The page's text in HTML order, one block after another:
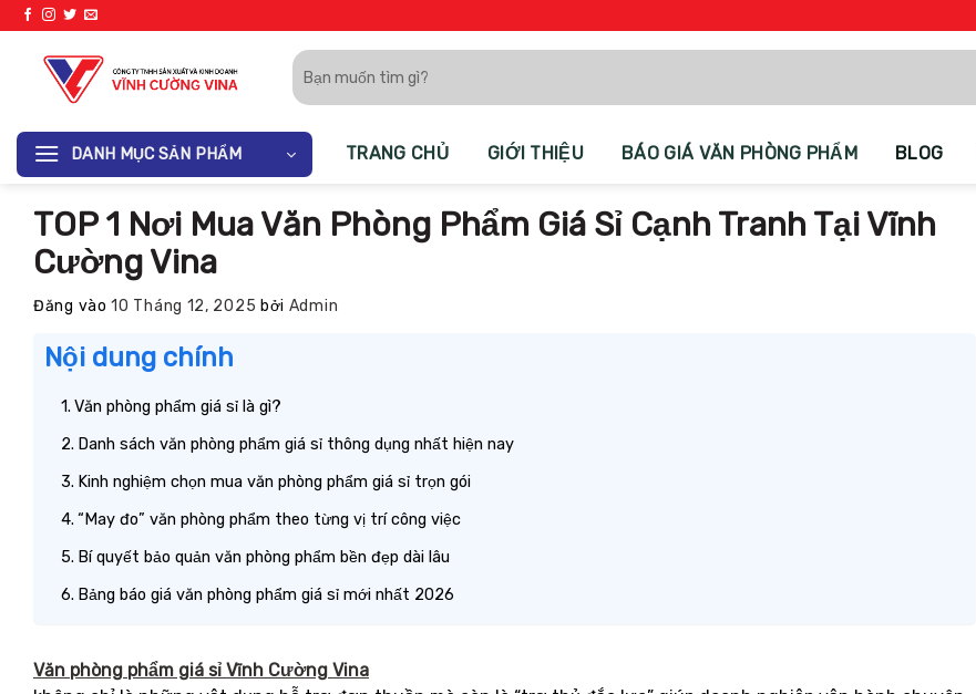
qua
Tìm
kiếm:
DANH MỤC SẢN PHẨM TRANG CHỦ GIỚI THIỆU BÁO GIÁ VĂN PHÒNG PHẨM BLOG
TOP 1 Nơi Mua Văn Phòng Phẩm Giá Sỉ Cạnh Tranh Tại Vĩnh
Cường Vina
Đăng vào10 Tháng 12, 2025 bởi Admin
Nội dung chính
Văn phòng phẩm giá sỉ là gì?
Danh sách văn phòng phẩm giá sỉ thông dụng nhất hiện nay
Kinh nghiệm chọn mua văn phòng phẩm giá sỉ trọn gói
“May đo” văn phòng phẩm theo từng vị trí công việc
Bí quyết bảo quản văn phòng phẩm bền đẹp dài lâu
Bảng báo giá văn phòng phẩm giá sỉ mới nhất 2026
Văn phòng phẩm giá sỉ Vĩnh Cường Vina